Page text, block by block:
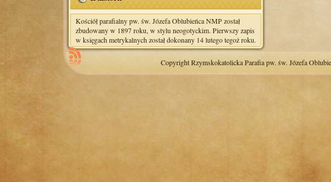
Kościół parafialny pw. św. Józefa Oblubieńca NMP został
zbudowany w 1897 roku, w stylu neogotyckim. Pierwszy zapis
w księgach metrykalnych został dokonany 14 lutego tegoż roku.
Copyright Rzymskokatolicka Parafia pw. św. Józefa